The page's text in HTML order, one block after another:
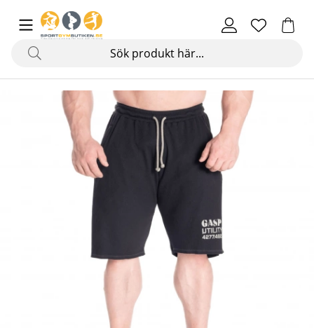
Produktbilder Thermal Shorts, asphalt